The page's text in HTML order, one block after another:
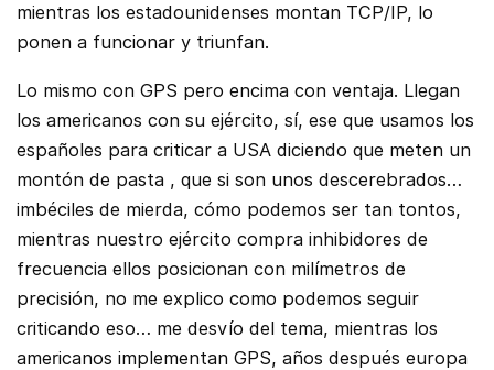
mientras los estadounidenses montan TCP/IP, lo
ponen a funcionar y triunfan.
Lo mismo con GPS pero encima con ventaja. Llegan
los americanos con su ejército, sí, ese que usamos los
españoles para criticar a USA diciendo que meten un
montón de pasta , que si son unos descerebrados…
imbéciles de mierda, cómo podemos ser tan tontos,
mientras nuestro ejército compra inhibidores de
frecuencia ellos posicionan con milímetros de
precisión, no me explico como podemos seguir
criticando eso… me desvío del tema, mientras los
americanos implementan GPS, años después europa